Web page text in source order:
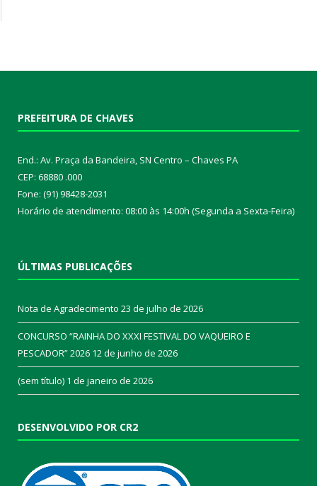
PREFEITURA DE CHAVES
End.: Av. Praça da Bandeira, SN Centro – Chaves PA
CEP: 68880 .000
Fone: (91) 98428-2031
Horário de atendimento: 08:00 às 14:00h (Segunda a Sexta-Feira)
ÚLTIMAS PUBLICAÇÕES
Nota de Agradecimento 23 de julho de 2026
CONCURSO “RAINHA DO XXXI FESTIVAL DO VAQUEIRO E
PESCADOR” 2026 12 de junho de 2026
(sem título) 1 de janeiro de 2026
DESENVOLVIDO POR CR2